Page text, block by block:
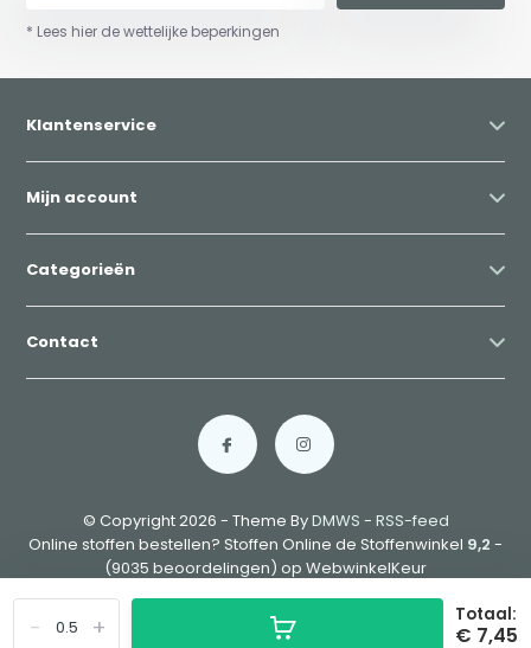
+
- Totaal:
€ 7,45
* Lees hier de wettelijke beperkingen
Klantenservice
Mijn account
Categorieën
Contact
© Copyright 2026 - Theme ByDMWS - RSS-feed
Online stoffen bestellen? Stoffen Online de Stoffenwinkel 9,2 -
(9035 beoordelingen) op WebwinkelKeur